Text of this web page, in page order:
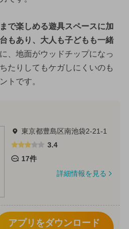
で楽しめる遊具スペースに加
もあり、大人も子どもも一緒
、地面がウッドチップになっ
たりしてもケガしにくいのも
トです。
東京都豊島区南池袋2-21-1
3.4
17件
詳細情報を見る
アプリをダウンロード